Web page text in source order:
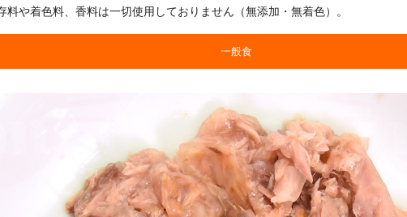
料や着色料、香料は一切使用しておりません（無添加・無着色）。
一般食